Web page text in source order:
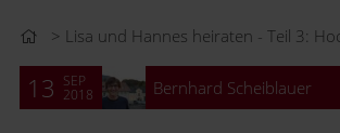
Lisa und Hannes heiraten - Teil 3:
13
SEP
2018
Bernhard Scheiblauer